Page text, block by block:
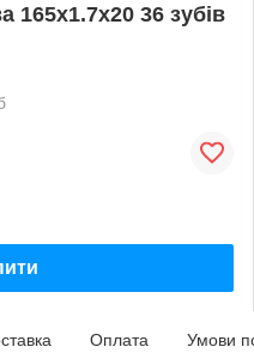
165х1.7х20 36 зубів
Оплата Умови